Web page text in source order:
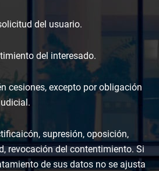
del usuario.
del interesado.
cesiones, excepto por obligación
supresión, oposición,
revocación del contentimiento. Si
de sus datos no se ajusta